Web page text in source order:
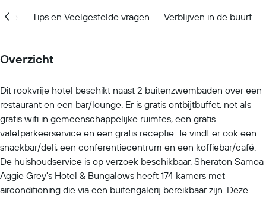
Tips en Veelgestelde vragen Verblijven in de buurt
Overzicht
Dit rookvrije hotel beschikt naast 2 buitenzwembaden over een
restaurant en een bar/lounge. Er is gratis ontbijtbuffet, net als
gratis wifi in gemeenschappelijke ruimtes, een gratis
valetparkeerservice en een gratis receptie. Je vindt er ook een
snackbar/deli, een conferentiecentrum en een koffiebar/café.
De huishoudservice is op verzoek beschikbaar. Sheraton Samoa
Aggie Grey's Hotel & Bungalows heeft 174 kamers met
airconditioning die via een buitengalerij bereikbaar zijn. Deze